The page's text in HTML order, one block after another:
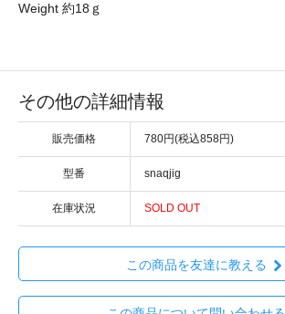
Weight 約18ｇ
その他の詳細情報
販売価格 780円(税込858円)
型番 snaqjig
在庫状況 SOLD OUT
この商品を友達に教える